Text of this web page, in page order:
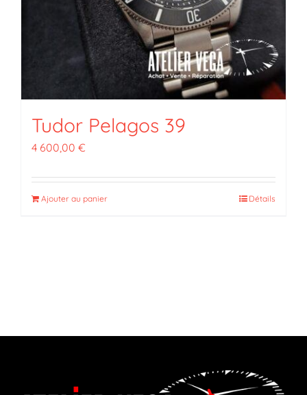
Tudor Pelagos 39
4 600,00 €
Ajouter au panier Détails